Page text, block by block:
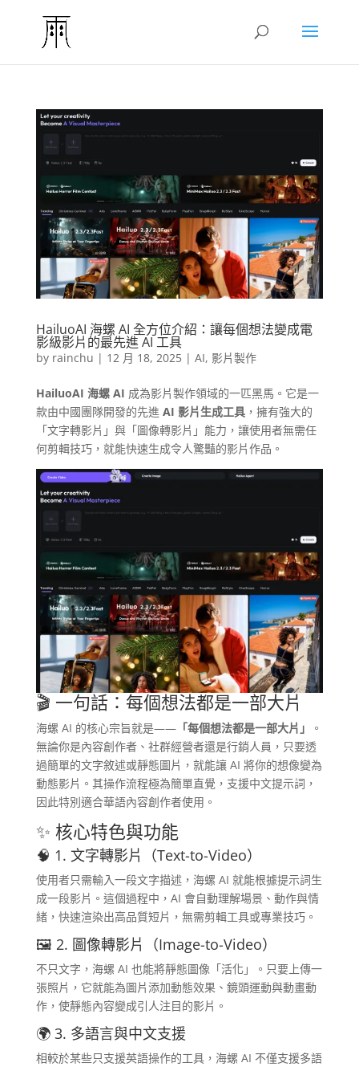
HailuoAI 海螺 AI 全方位介紹：讓每個想法變成電
影級影片的最先進 AI 工具
by rainchu | 12 月 18, 2025| AI, 影片製作
HailuoAI 海螺 AI 成為影片製作領域的一匹黑馬。它是一
款由中國團隊開發的先進 AI 影片生成工具，擁有強大的
「文字轉影片」與「圖像轉影片」能力，讓使用者無需任
何剪輯技巧，就能快速生成令人驚豔的影片作品。
🎬 一句話：每個想法都是一部大片
海螺 AI 的核心宗旨就是——「每個想法都是一部大片」
。
無論你是內容創作者、社群經營者還是行銷人員，只要透
過簡單的文字敘述或靜態圖片，就能讓 AI 將你的想像變為
動態影片。其操作流程極為簡單直覺，支援中文提示詞，
因此特別適合華語內容創作者使用。
✨ 核心特色與功能
🧠 1. 文字轉影片（Text-to-Video）
使用者只需輸入一段文字描述，海螺 AI 就能根據提示詞生
成一段影片。這個過程中，AI 會自動理解場景、動作與情
緒，快速渲染出高品質短片，無需剪輯工具或專業技巧。
🖼️ 2. 圖像轉影片（Image-to-Video）
不只文字，海螺 AI 也能將靜態圖像「活化」。只要上傳一
張照片，它就能為圖片添加動態效果、鏡頭運動與動畫動
作，使靜態內容變成引人注目的影片。
🌍 3. 多語言與中文支援
相較於某些只支援英語操作的工具，海螺 AI 不僅支援多語